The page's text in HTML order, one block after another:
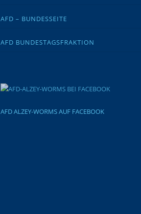
AFD – BUNDESSEITE
AFD BUNDESTAGSFRAKTION
AFD ALZEY-WORMS AUF FACEBOOK